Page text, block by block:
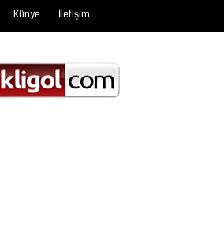
Künye İletişim